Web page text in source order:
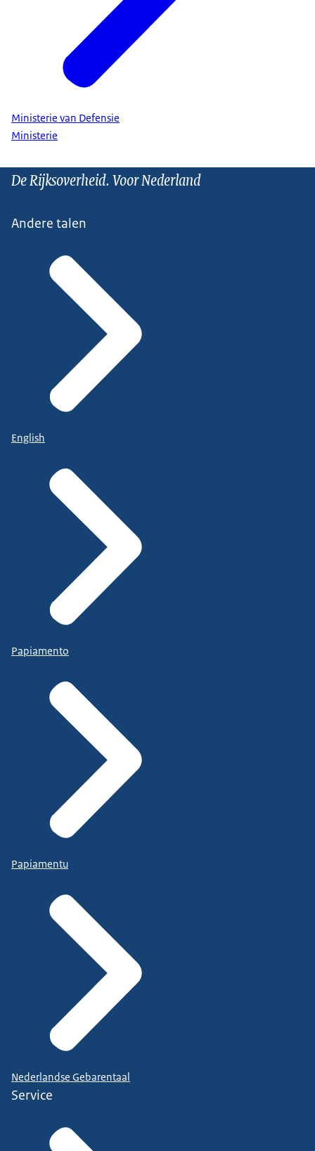
Ministerie van Defensie
Ministerie
De Rijksoverheid. Voor Nederland
Andere talen
English
Papiamento
Papiamentu
Nederlandse Gebarentaal
Service